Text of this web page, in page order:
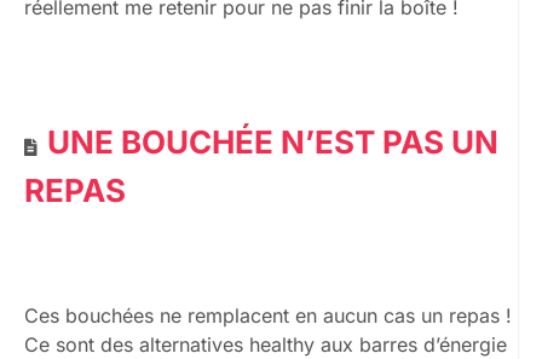
réellement me retenir pour ne pas finir la boîte !
UNE BOUCHÉE N’EST PAS UN
REPAS
Ces bouchées ne remplacent en aucun cas un repas !
Ce sont des alternatives healthy aux barres d’énergie